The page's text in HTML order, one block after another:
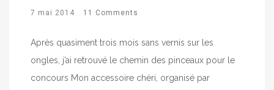
7 mai 2014 11 Comments
Après quasiment trois mois sans vernis sur les
ongles, j’ai retrouvé le chemin des pinceaux pour le
concours Mon accessoire chéri, organisé par